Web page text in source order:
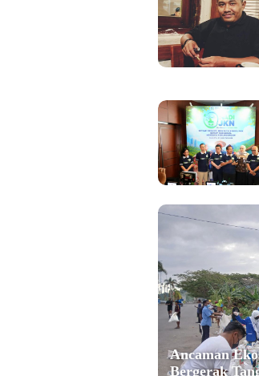
Ancaman
Bergerak